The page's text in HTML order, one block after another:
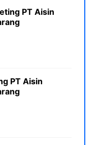
PT Aisin
PT Aisin